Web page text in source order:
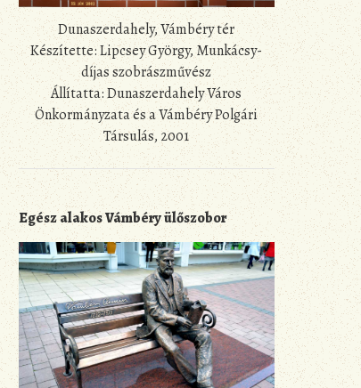
Dunaszerdahely, Vámbéry tér
Készítette: Lipcsey György, Munkácsy-
díjas szobrászművész
Állítatta: Dunaszerdahely Város
Önkormányzata és a Vámbéry Polgári
Társulás, 2001
Egész alakos Vámbéry ülőszobor